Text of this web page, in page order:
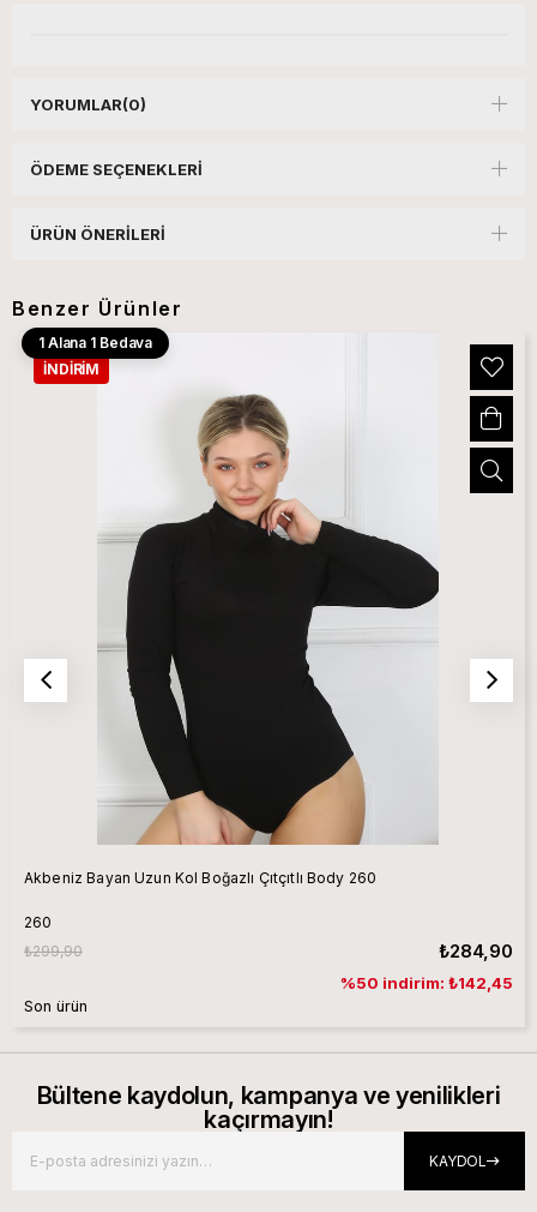
YORUMLAR(0)
ÖDEME SEÇENEKLERI
ÜRÜN ÖNERILERI
Benzer Ürünler
1 Alana 1 Bedava
Akbeniz Bayan Uzun Kol Boğazlı Çıtçıtlı Body 260
260
₺284,90
₺299,90
%50 indirim: ₺142,45
Son ürün
İNDIRIM
Bültene kaydolun, kampanya ve yenilikleri
kaçırmayın!
KAYDOL